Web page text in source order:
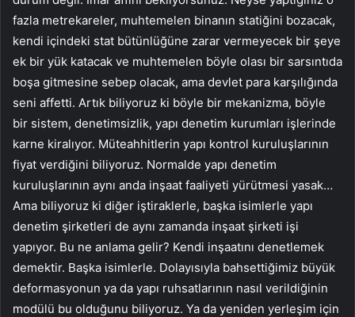
fazla metrekareler, muhtemelen binanın statiğini bozacak,
kendi içindeki stat bütünlüğüne zarar vermeyecek bir şeye
ek bir yük katacak ve muhtemelen böyle olası bir sarsıntıda
boşa gitmesine sebep olacak, ama devlet para karşılığında
seni affetti. Artık biliyoruz ki böyle bir mekanizma, böyle
bir sistem, denetimsizlik, yapı denetim kurumları işlerinde
karne kiralıyor. Müteahhitlerin yapı kontrol kuruluşlarının
fiyat verdiğini biliyoruz. Normalde yapı denetim
kuruluşlarının aynı anda inşaat faaliyeti yürütmesi yasak…
Ama biliyoruz ki diğer iştiraklerle, başka isimlerle yapı
denetim şirketleri de aynı zamanda inşaat şirketi işi
yapıyor. Bu ne anlama gelir? Kendi inşaatını denetlemek
demektir. Başka isimlerle. Dolayısıyla bahsettiğimiz büyük
deformasyonun ya da yapı ruhsatlarının nasıl verildiğinin
modülü bu olduğunu biliyoruz. Ya da yeniden yerleşim için